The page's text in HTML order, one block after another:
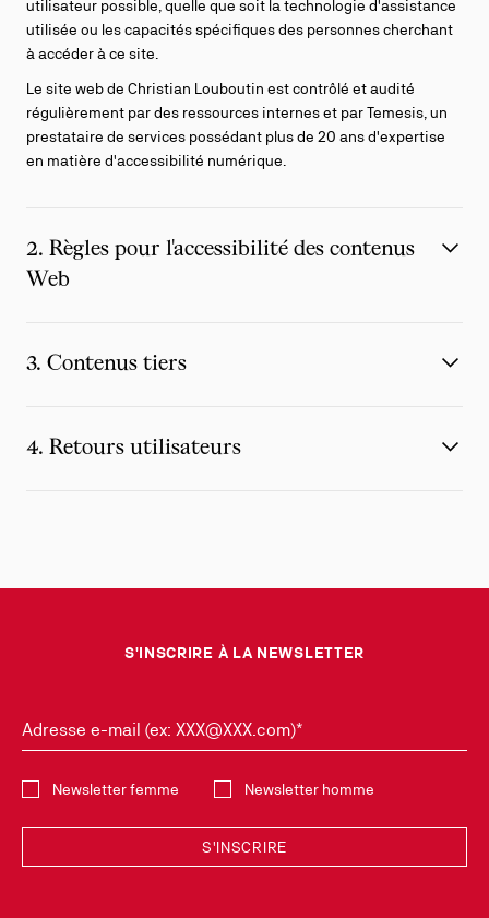
utilisateur possible, quelle que soit la technologie d'assistance
utilisée ou les capacités spécifiques des personnes cherchant
à accéder à ce site.
Le site web de Christian Louboutin est contrôlé et audité
régulièrement par des ressources internes et par Temesis , un
prestataire de services possédant plus de 20 ans d'expertise
en matière d'accessibilité numérique.
2. Règles pour l'accessibilité des contenus
Web
3. Contenus tiers
4. Retours utilisateurs
S'INSCRIRE À LA NEWSLETTER
Adresse e-mail (ex: XXX@XXX.com)*
Newsletter femme
Newsletter homme
S'INSCRIRE